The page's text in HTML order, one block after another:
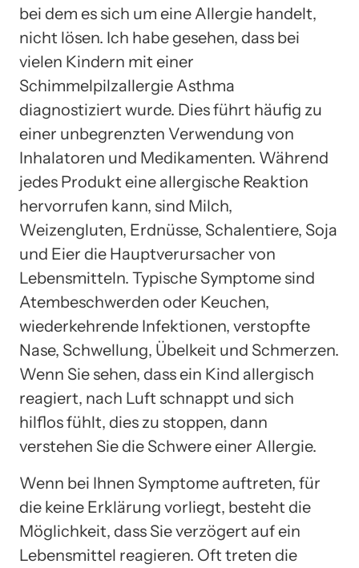
bei dem es sich um eine Allergie handelt,
nicht lösen. Ich habe gesehen, dass bei
vielen Kindern mit einer
Schimmelpilzallergie Asthma
diagnostiziert wurde. Dies führt häufig zu
einer unbegrenzten Verwendung von
Inhalatoren und Medikamenten. Während
jedes Produkt eine allergische Reaktion
hervorrufen kann, sind Milch,
Weizengluten, Erdnüsse, Schalentiere, Soja
und Eier die Hauptverursacher von
Lebensmitteln. Typische Symptome sind
Atembeschwerden oder Keuchen,
wiederkehrende Infektionen, verstopfte
Nase, Schwellung, Übelkeit und Schmerzen.
Wenn Sie sehen, dass ein Kind allergisch
reagiert, nach Luft schnappt und sich
hilflos fühlt, dies zu stoppen, dann
verstehen Sie die Schwere einer Allergie.
Wenn bei Ihnen Symptome auftreten, für
die keine Erklärung vorliegt, besteht die
Möglichkeit, dass Sie verzögert auf ein
Lebensmittel reagieren. Oft treten die